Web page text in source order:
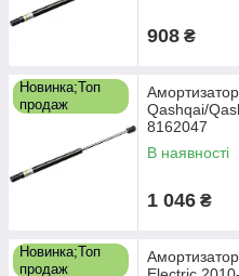
908 ₴
Новинка;Топ
продаж
Qashqai/
8162047
В наявності
1 046 ₴
Новинка;Топ
продаж